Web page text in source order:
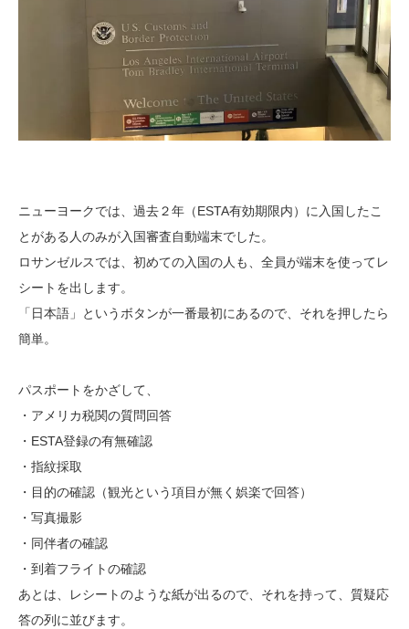
ニューヨークでは、過去２年（ESTA有効期限内）に入国したこ
とがある人のみが入国審査自動端末でした。
ロサンゼルスでは、初めての入国の人も、全員が端末を使ってレ
シートを出します。
「日本語」というボタンが一番最初にあるので、それを押したら
簡単。
パスポートをかざして、
・アメリカ税関の質問回答
・ESTA登録の有無確認
・指紋採取
・目的の確認（観光という項目が無く娯楽で回答）
・写真撮影
・同伴者の確認
・到着フライトの確認
あとは、レシートのような紙が出るので、それを持って、質疑応
答の列に並びます。